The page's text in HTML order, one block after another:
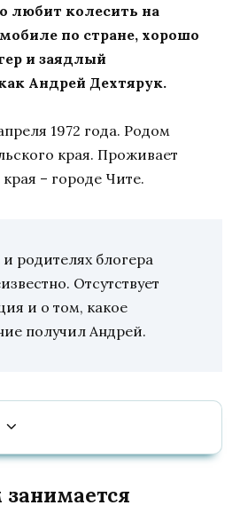
любит колесить на
по стране, хорошо
и заядлый
Андрей Дехтярук.
1972 года. Родом
края. Проживает
– городе Чите.
и родителях блогера
Отсутствует
и о том, какое
получил Андрей.